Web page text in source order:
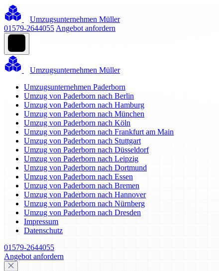
Umzugsunternehmen Müller
01579-2644055 Angebot anfordern
Umzugsunternehmen Müller
Umzugsunternehmen Paderborn
Umzug von Paderborn nach Berlin
Umzug von Paderborn nach Hamburg
Umzug von Paderborn nach München
Umzug von Paderborn nach Köln
Umzug von Paderborn nach Frankfurt am Main
Umzug von Paderborn nach Stuttgart
Umzug von Paderborn nach Düsseldorf
Umzug von Paderborn nach Leipzig
Umzug von Paderborn nach Dortmund
Umzug von Paderborn nach Essen
Umzug von Paderborn nach Bremen
Umzug von Paderborn nach Hannover
Umzug von Paderborn nach Nürnberg
Umzug von Paderborn nach Dresden
Impressum
Datenschutz
01579-2644055
Angebot anfordern